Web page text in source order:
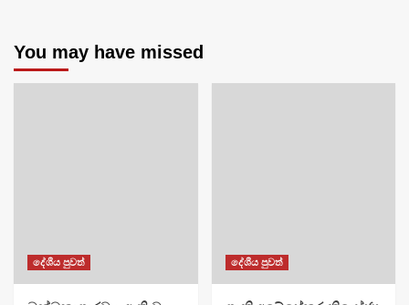
You may have missed
දේශීය පුවත් දේශීය පුවත්